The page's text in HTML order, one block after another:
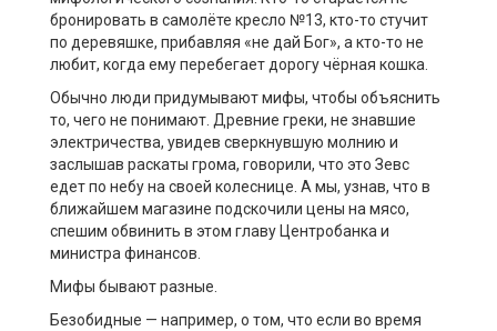
бронировать в самолёте кресло №13, кто-то стучит
по деревяшке, прибавляя «не дай Бог», а кто-то не
любит, когда ему перебегает дорогу чёрная кошка.
Обычно люди придумывают мифы, чтобы объяснить
то, чего не понимают. Древние греки, не знавшие
электричества, увидев сверкнувшую молнию и
заслышав раскаты грома, говорили, что это Зевс
едет по небу на своей колеснице. А мы, узнав, что в
ближайшем магазине подскочили цены на мясо,
спешим обвинить в этом главу Центробанка и
министра финансов.
Мифы бывают разные.
Безобидные — например, о том, что если во время